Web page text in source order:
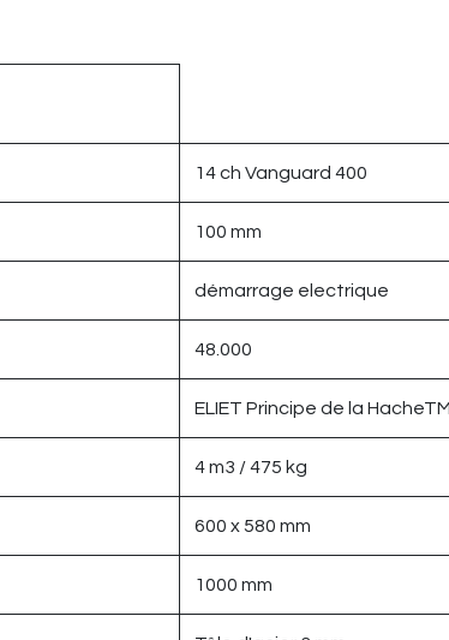
14 ch Vanguard 400
100 mm
démarrage electrique
48.000
ELIET Principe de la
4 m3 / 475 kg
600 x 580 mm
1000 mm